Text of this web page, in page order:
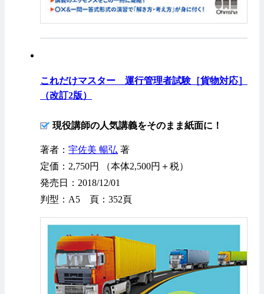
これだけマスター 運行管理者試験［貨物対応］
（改訂2版）
現役講師の人気講義をそのまま紙面に！
著者： 宇佐美 暢弘 著
定価：2,750円 （本体2,500円＋税）
発売日：2018/12/01
判型：A5 頁：352頁